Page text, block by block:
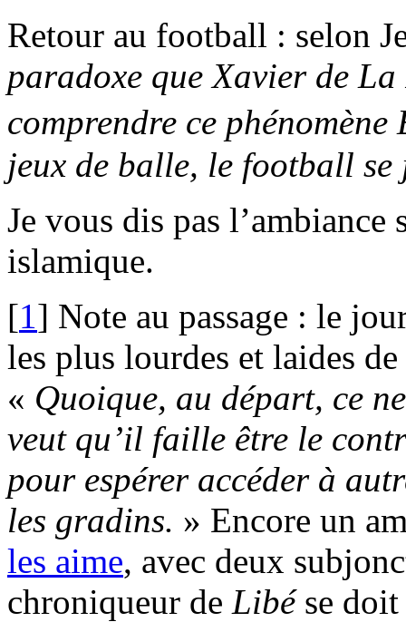
Retour au football : selon
paradoxe que Xavier de
comprendre ce
jeux de balle, le football se
Je vous dis pas l’ambiance
islamique.
[1] Note au passage : le
les plus lourdes et laides
« Quoique, au départ, ce
veut qu’il faille être le
pour espérer accéder à
les gradins. » Encore un
les aime, avec deux
chroniqueur de Libése doit